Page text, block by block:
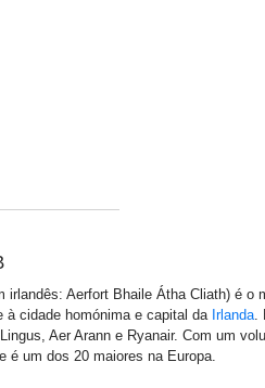
irlandês: Aerfort Bhaile Átha Cliath) é o
à cidade homónima e capital da Irlanda.
Aer Arann e Ryanair. Com um
é um dos 20 maiores na Europa.